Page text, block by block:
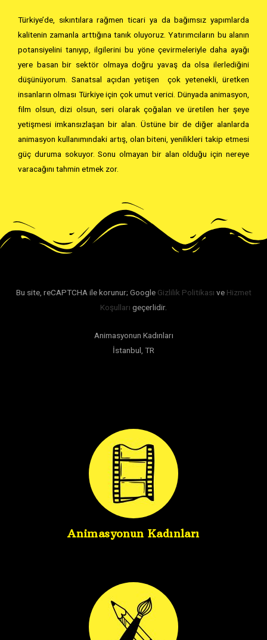
Türkiye’de, sıkıntılara rağmen ticari ya da bağımsız yapımlarda
kalitenin zamanla arttığına tanık oluyoruz. Yatırımcıların bu alanın
potansiyelini tanıyıp, ilgilerini bu yöne çevirmeleriyle daha ayağı
yere basan bir sektör olmaya doğru yavaş da olsa ilerlediğini
düşünüyorum. Sanatsal açıdan yetişen çok yetenekli, üretken
insanların olması Türkiye için çok umut verici. Dünyada animasyon,
film olsun, dizi olsun, seri olarak çoğalan ve üretilen her şeye
yetişmesi imkansızlaşan bir alan. Üstüne bir de diğer alanlarda
animasyon kullanımındaki artış, olan biteni, yenilikleri takip etmesi
güç duruma sokuyor. Sonu olmayan bir alan olduğu için nereye
varacağını tahmin etmek zor.
Bu site, reCAPTCHA ile korunur; Google Gizlilik Politikası ve Hizmet
Koşulları geçerlidir.
Animasyonun Kadınları
İstanbul, TR
Animasyonun Kadınları